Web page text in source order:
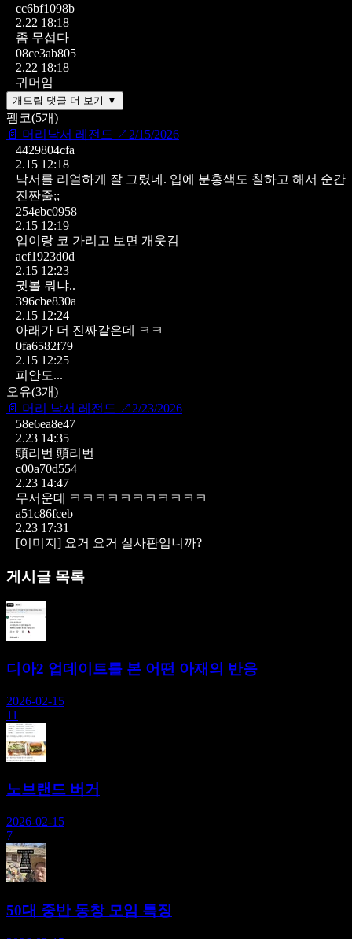
cc6bf1098b
2.22 18:18
좀 무섭다
08ce3ab805
2.22 18:18
귀머임
개드립 댓글 더 보기 ▼
펨코(5개)
📄 머리낙서 레전드 ↗ 2/15/2026
4429804cfa
2.15 12:18
낙서를 리얼하게 잘 그렸네. 입에 분홍색도 칠하고 해서 순간
진짠줄;;
254ebc0958
2.15 12:19
입이랑 코 가리고 보면 개웃김
acf1923d0d
2.15 12:23
귓볼 뭐냐..
396cbe830a
2.15 12:24
아래가 더 진짜같은데 ㅋㅋ
0fa6582f79
2.15 12:25
피안도...
오유(3개)
📄 머리 낙서 레전드 ↗ 2/23/2026
58e6ea8e47
2.23 14:35
頭리번 頭리번
c00a70d554
2.23 14:47
무서운데 ㅋㅋㅋㅋㅋㅋㅋㅋㅋㅋㅋ
a51c86fceb
2.23 17:31
[이미지] 요거 요거 실사판입니까?
게시글 목록
디아2 업데이트를 본 어떤 아재의 반응
2026-02-15
11
노브랜드 버거
2026-02-15
7
50대 중반 동창 모임 특징